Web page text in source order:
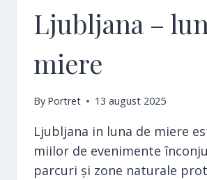
Ljubljana –
miere
By Portret 13 august 2025
Ljubljana in luna de miere
miilor de evenimente
parcuri și zone naturale